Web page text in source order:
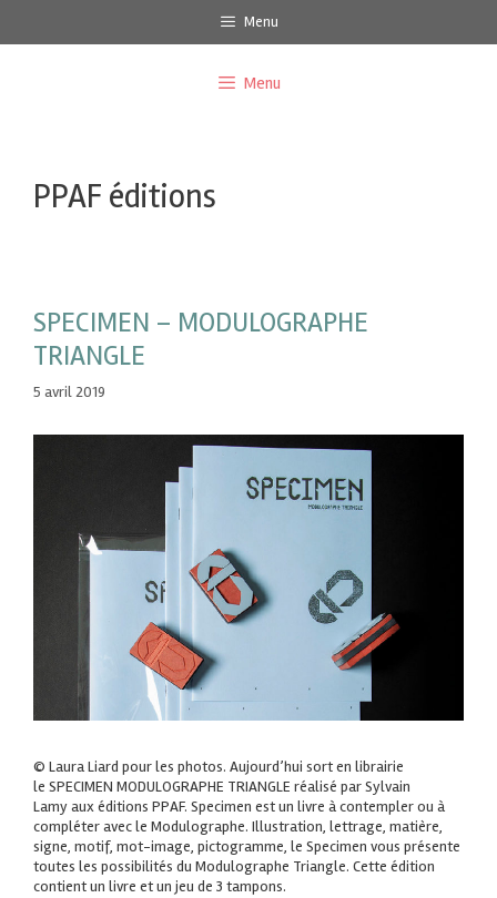
Menu
Menu
PPAF éditions
SPECIMEN – MODULOGRAPHE
TRIANGLE
5 avril 2019
© Laura Liard pour les photos. Aujourd’hui sort en librairie
le SPECIMEN MODULOGRAPHE TRIANGLE réalisé par Sylvain
Lamy aux éditions PPAF. Specimen est un livre à contempler ou à
compléter avec le Modulographe. Illustration, lettrage, matière,
signe, motif, mot-image, pictogramme, le Specimen vous présente
toutes les possibilités du Modulographe Triangle. Cette édition
contient un livre et un jeu de 3 tampons.